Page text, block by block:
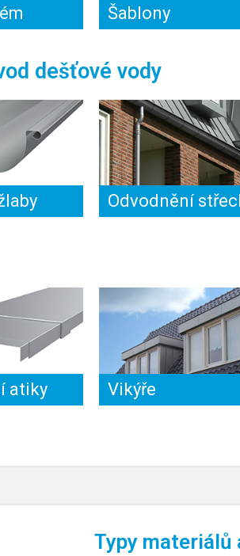
Šablony
dešťové vody
Odvodnění
atiky Vikýře
Typy materiálů